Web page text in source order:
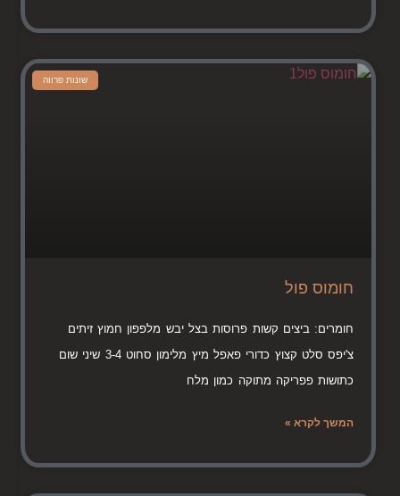
שונות פרווה
חומוס פול
חומרים: ביצים קשות פרוסות בצל יבש מלפפון חמוץ זיתים
צ'יפס סלט קצוץ כדורי פאפל מיץ מלימון סחוט 3-4 שיני שום
כתושות פפריקה מתוקה כמון מלח
המשך לקרא »